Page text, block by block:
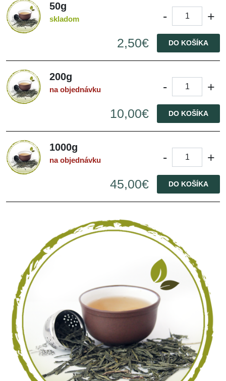
50g
skladom -
+
2,50€
DO KOŠÍKA
200g
na objednávku -
+
10,00€
DO KOŠÍKA
1000g
na objednávku -
+
45,00€
DO KOŠÍKA